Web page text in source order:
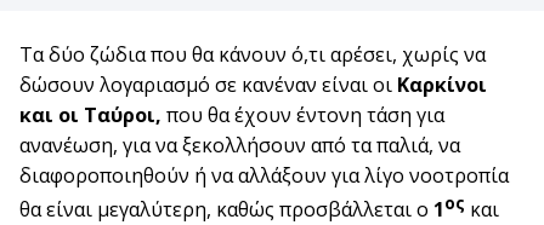
Τα δύο ζώδια που θα κάνουν ό,τι αρέσει, χωρίς να
δώσουν λογαριασμό σε κανέναν είναι οι Καρκίνοι
και οι Ταύροι, που θα έχουν έντονη τάση για
ανανέωση, για να ξεκολλήσουν από τα παλιά, να
διαφοροποιηθούν ή να αλλάξουν για λίγο νοοτροπία
θα είναι μεγαλύτερη, καθώς προσβάλλεται ο 1ος και